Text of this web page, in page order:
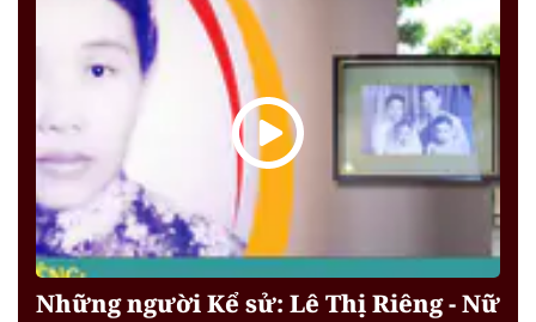
Những người Kể sử: Lê Thị Riêng - Nữ